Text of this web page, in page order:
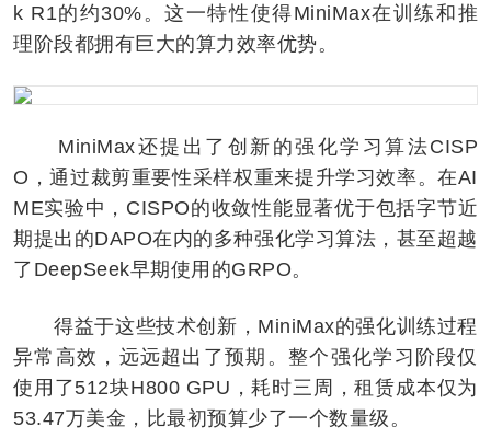
k R1的约30%。这一特性使得MiniMax在训练和推
理阶段都拥有巨大的算力效率优势。
MiniMax还提出了创新的强化学习算法CISP
O，通过裁剪重要性采样权重来提升学习效率。在AI
ME实验中，CISPO的收敛性能显著优于包括字节近
期提出的DAPO在内的多种强化学习算法，甚至超越
了DeepSeek早期使用的GRPO。
得益于这些技术创新，MiniMax的强化训练过程
异常高效，远远超出了预期。整个强化学习阶段仅
使用了512块H800 GPU，耗时三周，租赁成本仅为
53.47万美金，比最初预算少了一个数量级。